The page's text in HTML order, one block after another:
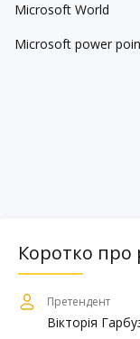
Microsoft World
Microsoft power
Коротко про
Претендент
Вікторія